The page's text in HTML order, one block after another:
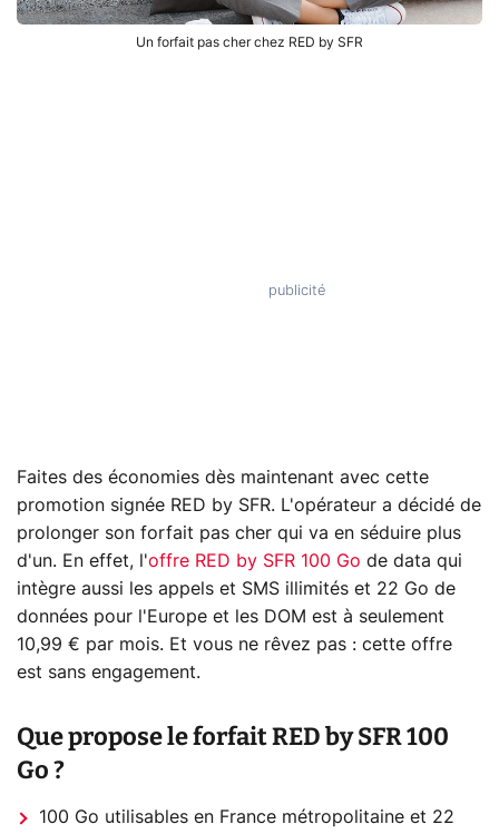
Un forfait pas cher chez RED by SFR
Faites des économies dès maintenant avec cette
promotion signée RED by SFR. L'opérateur a décidé de
prolonger son forfait pas cher qui va en séduire plus
d'un. En effet, l'offre RED by SFR 100 Go de data qui
intègre aussi les appels et SMS illimités et 22 Go de
données pour l'Europe et les DOM est à seulement
10,99 € par mois. Et vous ne rêvez pas : cette offre
est sans engagement.
Que propose le forfait RED by SFR 100
Go ?
100 Go utilisables en France métropolitaine et 22